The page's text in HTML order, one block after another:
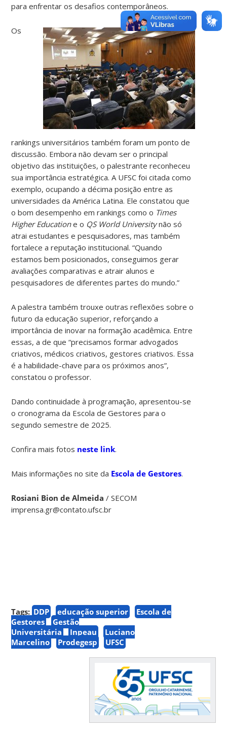
para enfrentar os desafios contemporâneos.
Os
rankings universitários também foram um ponto de
discussão. Embora não devam ser o principal
objetivo das instituições, o palestrante reconheceu
sua importância estratégica. A UFSC foi citada como
exemplo, ocupando a décima posição entre as
universidades da América Latina. Ele constatou que
o bom desempenho em rankings como o Times
Higher Educatione o QS World Universitynão só
atrai estudantes e pesquisadores, mas também
fortalece a reputação institucional. “Quando
estamos bem posicionados, conseguimos gerar
avaliações comparativas e atrair alunos e
pesquisadores de diferentes partes do mundo.”
A palestra também trouxe outras reflexões sobre o
futuro da educação superior, reforçando a
importância de inovar na formação acadêmica. Entre
essas, a de que “precisamos formar advogados
criativos, médicos criativos, gestores criativos. Essa
é a habilidade-chave para os próximos anos”,
constatou o professor.
Dando continuidade à programação, apresentou-se
o cronograma da Escola de Gestores para o
segundo semestre de 2025.
Confira mais fotos neste link.
Mais informações no site da Escola de Gestores.
Rosiani Bion de Almeida/ SECOM
imprensa.gr@contato.ufsc.br
Tags: DDP educação superior
Escola de
Gestores
Gestão
Universitária
Inpeau
Luciano
Marcelino
Prodegesp UFSC